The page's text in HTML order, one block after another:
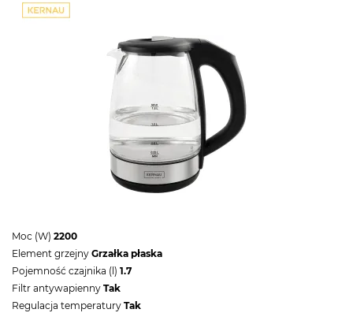
Moc (W) 2200
Element grzejny Grzałka płaska
Pojemność czajnika (l) 1.7
Filtr antywapienny Tak
Regulacja temperatury Tak